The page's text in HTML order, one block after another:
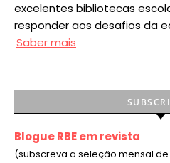
excelentes bibliotecas
responder aos desafios da
Saber mais
Blogue RBE em revista
(subscreva a seleção mensal